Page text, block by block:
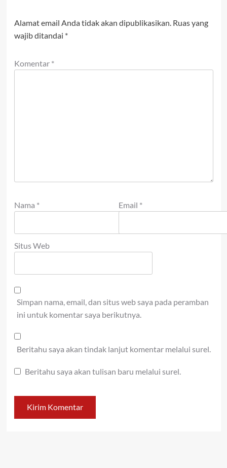
Alamat email Anda tidak akan dipublikasikan. Ruas yang
wajib ditandai *
Komentar *
Nama * Email *
Situs Web
Simpan nama, email, dan situs web saya pada peramban
ini untuk komentar saya berikutnya.
Beritahu saya akan tindak lanjut komentar melalui surel.
Beritahu saya akan tulisan baru melalui surel.